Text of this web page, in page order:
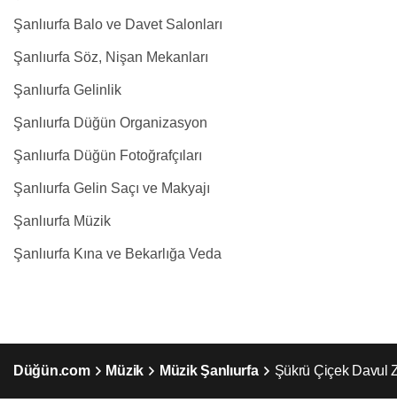
Şanlıurfa Balo ve Davet Salonları
Şanlıurfa Söz, Nişan Mekanları
Şanlıurfa Gelinlik
Şanlıurfa Düğün Organizasyon
Şanlıurfa Düğün Fotoğrafçıları
Şanlıurfa Gelin Saçı ve Makyajı
Şanlıurfa Müzik
Şanlıurfa Kına ve Bekarlığa Veda
Düğün.com Müzik Müzik Şanlıurfa Şükrü Çiçek Davul